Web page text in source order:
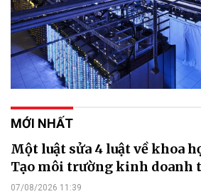
MỚI NHẤT
Một luật sửa 4 luật về khoa
Tạo môi trường kinh doanh
07/08/2026 11:39